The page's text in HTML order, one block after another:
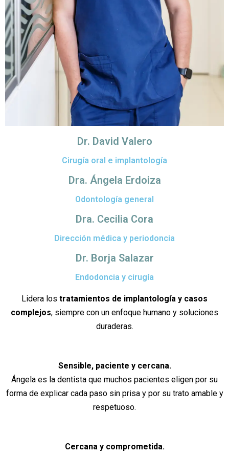
Dr. David Valero
Cirugía oral e implantología
Dra. Ángela Erdoiza
Odontología general
Dra. Cecilia Cora
Dirección médica y periodoncia
Dr. Borja Salazar
Endodoncia y cirugía
Lidera los tratamientos de implantología y casos
complejos, siempre con un enfoque humano y soluciones
duraderas.
Sensible, paciente y cercana.
Ángela es la dentista que muchos pacientes eligen por su
forma de explicar cada paso sin prisa y por su trato amable y
respetuoso.
Cercana y comprometida.